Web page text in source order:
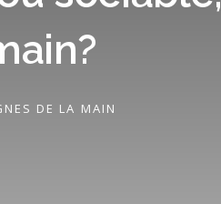
DE LA MAIN